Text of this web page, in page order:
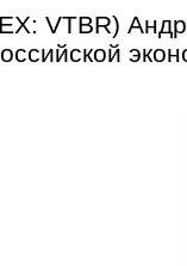
VTBR)